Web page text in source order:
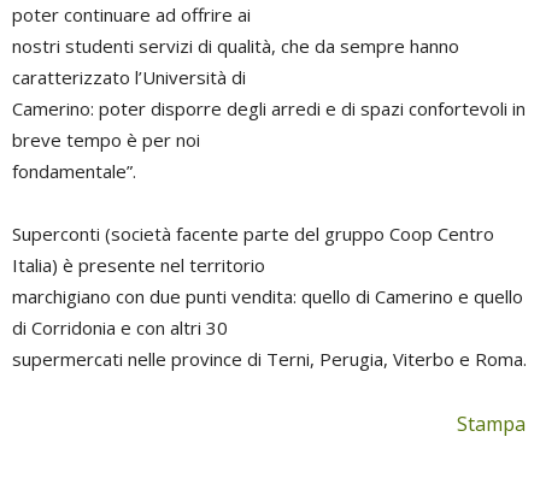
poter continuare ad offrire ai
nostri studenti servizi di qualità, che da sempre hanno
caratterizzato l’Università di
Camerino: poter disporre degli arredi e di spazi confortevoli in
breve tempo è per noi
fondamentale”.
Superconti (società facente parte del gruppo Coop Centro
Italia) è presente nel territorio
marchigiano con due punti vendita: quello di Camerino e quello
di Corridonia e con altri 30
supermercati nelle province di Terni, Perugia, Viterbo e Roma.
Stampa